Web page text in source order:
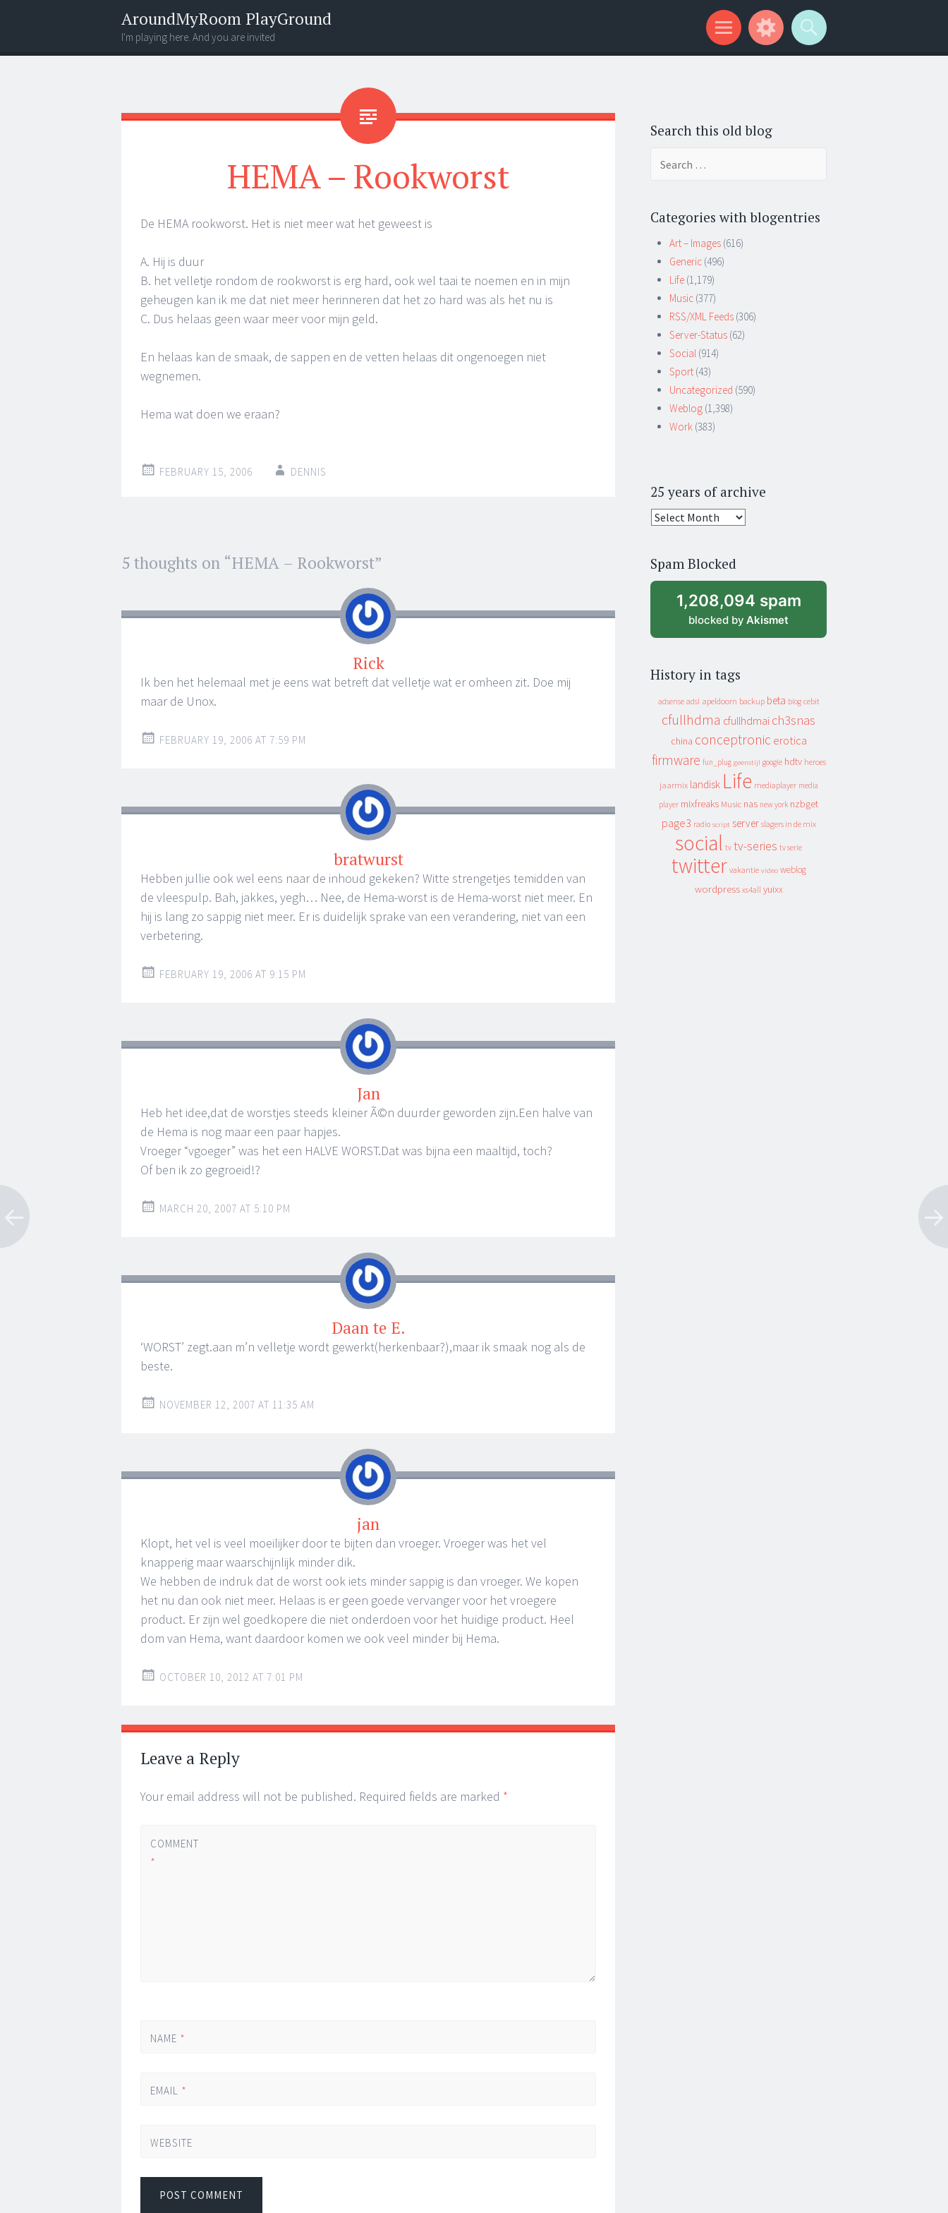
AroundMyRoom PlayGround
I'm playing here. And you are invited
Menu
Widgets
Search
HEMA – Rookworst
De HEMA rookworst. Het is niet meer wat het geweest is
A. Hij is duur
B. het velletje rondom de rookworst is erg hard, ook wel taai te noemen en in mijn
geheugen kan ik me dat niet meer herinneren dat het zo hard was als het nu is
C. Dus helaas geen waar meer voor mijn geld.
En helaas kan de smaak, de sappen en de vetten helaas dit ongenoegen niet
wegnemen.
Hema wat doen we eraan?
FEBRUARY 15, 2006 DENNIS
Post
navigation
←
→
5 thoughts on “HEMA – Rookworst”
Rick
Ik ben het helemaal met je eens wat betreft dat velletje wat er omheen zit. Doe mij
maar de Unox.
FEBRUARY 19, 2006 AT 7:59 PM
bratwurst
Hebben jullie ook wel eens naar de inhoud gekeken? Witte strengetjes temidden van
de vleespulp. Bah, jakkes, yegh… Nee, de Hema-worst is de Hema-worst niet meer. En
hij is lang zo sappig niet meer. Er is duidelijk sprake van een verandering, niet van een
verbetering.
FEBRUARY 19, 2006 AT 9:15 PM
Jan
Heb het idee,dat de worstjes steeds kleiner Ã©n duurder geworden zijn.Een halve van
de Hema is nog maar een paar hapjes.
Vroeger “vgoeger” was het een HALVE WORST.Dat was bijna een maaltijd, toch?
Of ben ik zo gegroeid!?
MARCH 20, 2007 AT 5:10 PM
Daan te E.
‘WORST’ zegt.aan m’n velletje wordt gewerkt(herkenbaar?),maar ik smaak nog als de
beste.
NOVEMBER 12, 2007 AT 11:35 AM
jan
Klopt, het vel is veel moeilijker door te bijten dan vroeger. Vroeger was het vel
knapperig maar waarschijnlijk minder dik.
We hebben de indruk dat de worst ook iets minder sappig is dan vroeger. We kopen
het nu dan ook niet meer. Helaas is er geen goede vervanger voor het vroegere
product. Er zijn wel goedkopere die niet onderdoen voor het huidige product. Heel
dom van Hema, want daardoor komen we ook veel minder bij Hema.
OCTOBER 10, 2012 AT 7:01 PM
Leave a Reply
Your email address will not be published. Required fields are marked *
COMMENT
*
NAME *
EMAIL *
WEBSITE
Search this old blog
Categories with blogentries
Art – Images (616)
Generic (496)
Life (1,179)
Music (377)
RSS/XML Feeds (306)
Server-Status (62)
Social (914)
Sport (43)
Uncategorized (590)
Weblog (1,398)
Work (383)
25 years of archive
25
archive
Spam Blocked
1,208,094 spam
blocked by Akismet
History in tags
adsense adsl apeldoorn backup beta blog cebit
cfullhdma cfullhdmai ch3snas
china conceptronic erotica
firmware fun_plug geenstijl google hdtv heroes
jaarmix landisk Life mediaplayer media
player mixfreaks Music nas new york nzbget
page3 radio script server slagers in de mix
social tv tv-series tv serie
twitter vakantie video weblog
wordpress xs4all yuixx